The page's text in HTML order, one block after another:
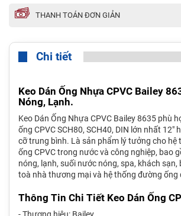
THANH TOÁN ĐƠN GIẢN
Chi tiết
Keo Dán Ống Nhựa CPVC Bailey
Nóng, Lạnh.
Keo Dán Ống Nhựa CPVC Bailey 8635 phù
ống CPVC SCH80, SCH40, DIN lớn nhất 12"
cỡ trung bình. Là sản phẩm lý tưởng cho hệ
ống CPVC trong nước và công nghiệp, bao
nóng, lạnh, suối nước nóng, spa, khách sạn,
toà nhà thương mại và hệ thống đường ống
Thông Tin Chi Tiết Keo Dán Ống